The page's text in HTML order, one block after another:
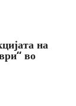
на
во